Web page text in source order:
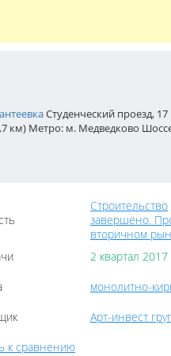
Студенческий проезд,
км) Метро: м. Медведково
Строительство
завершено.
вторичном
2 квартал 2017
монолитно-
Арт-инвест
к сравнению